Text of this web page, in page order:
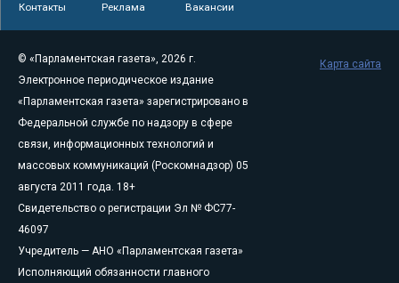
Контакты Реклама Вакансии
© «Парламентская газета», 2026 г.
Электронное периодическое издание
«Парламентская газета» зарегистрировано в
Федеральной службе по надзору в сфере
связи, информационных технологий и
массовых коммуникаций (Роскомнадзор) 05
августа 2011 года. 18+
Свидетельство о регистрации Эл № ФС77-
46097
Учредитель — АНО «Парламентская газета»
Исполняющий обязанности главного
Карта сайта